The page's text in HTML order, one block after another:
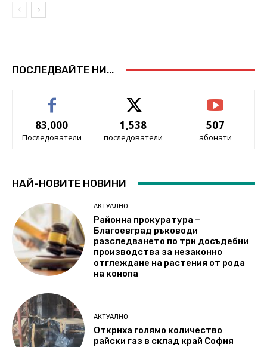
ПОСЛЕДВАЙТЕ НИ...
83,000
Последователи
1,538
последователи
507
абонати
НАЙ-НОВИТЕ НОВИНИ
АКТУАЛНО
Районна прокуратура –
Благоевград ръководи
разследването по три досъдебни
производства за незаконно
отглеждане на растения от рода
на конопа
АКТУАЛНО
Откриха голямо количество
райски газ в склад край София